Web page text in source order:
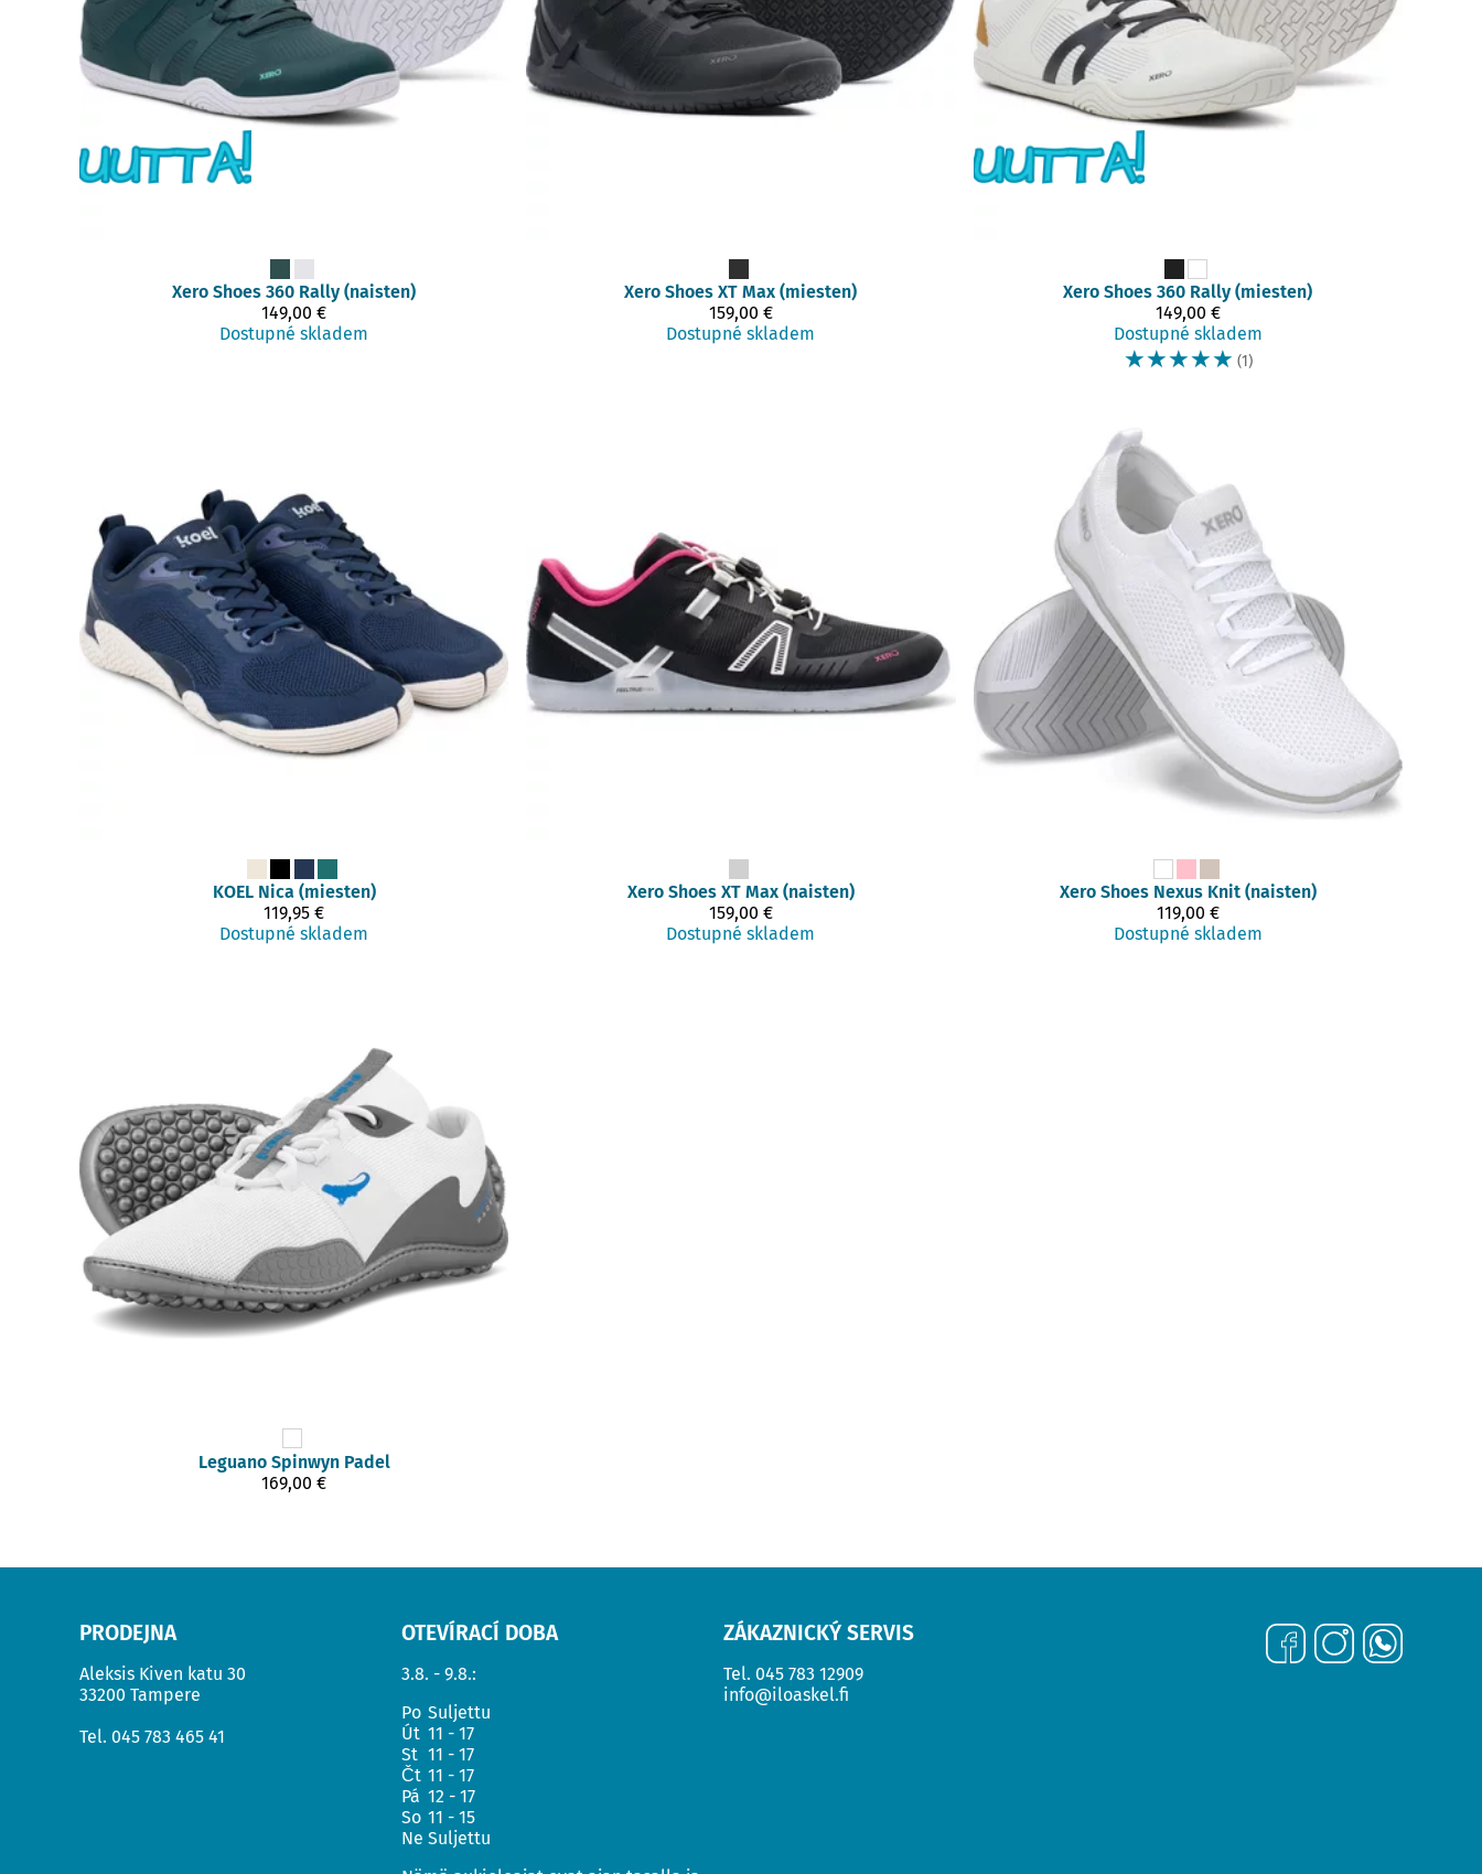
Xero Shoes 360 Rally (naisten)
149,00 €
Dostupné skladem
Xero Shoes XT Max (miesten)
159,00 €
Dostupné skladem
Xero Shoes 360 Rally (miesten)
149,00 €
Dostupné skladem
☆☆☆☆☆ (1)
KOEL Nica (miesten)
119,95 €
Dostupné skladem
Xero Shoes XT Max (naisten)
159,00 €
Dostupné skladem
Xero Shoes Nexus Knit (naisten)
119,00 €
Dostupné skladem
Leguano Spinwyn Padel
169,00 €
PRODEJNA
Aleksis Kiven katu 30
33200 Tampere
Tel. 045 783 465 41
OTEVÍRACÍ DOBA
3.8. - 9.8.:
Po Suljettu
Út 11 - 17
St 11 - 17
Čt 11 - 17
Pá 12 - 17
So 11 - 15
Ne Suljettu
ZÁKAZNICKÝ SERVIS
Tel. 045 783 12909
info@iloaskel.fi